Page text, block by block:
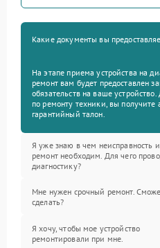
Какие документы вы
На этапе приема устройства на
ремонт вам будет предоставлен
обязательств на ваше
по ремонту техники, вы получите
гарантийный талон.
Я уже знаю в чем неисправность
ремонт необходим. Для чего
диагностику?
Мне нужен срочный ремонт.
сделать?
Я хочу, чтобы мое устройство
ремонтировали при мне.